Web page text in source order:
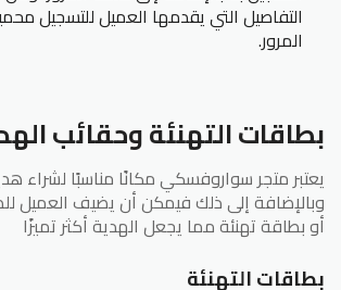
التفاصيل التي يقدمها العميل للتسجيل
المرور.
بطاقات التهنئة وحقائب
يعتبر متجر سواروفسكي مكانًا مناسبًا لشراء
وبالإضافة إلى ذلك فيمكن أن يضيف العميل
أو بطاقة تهنئة مما يجعل الهدية أكثر تميزًا
بطاقات التهنئة